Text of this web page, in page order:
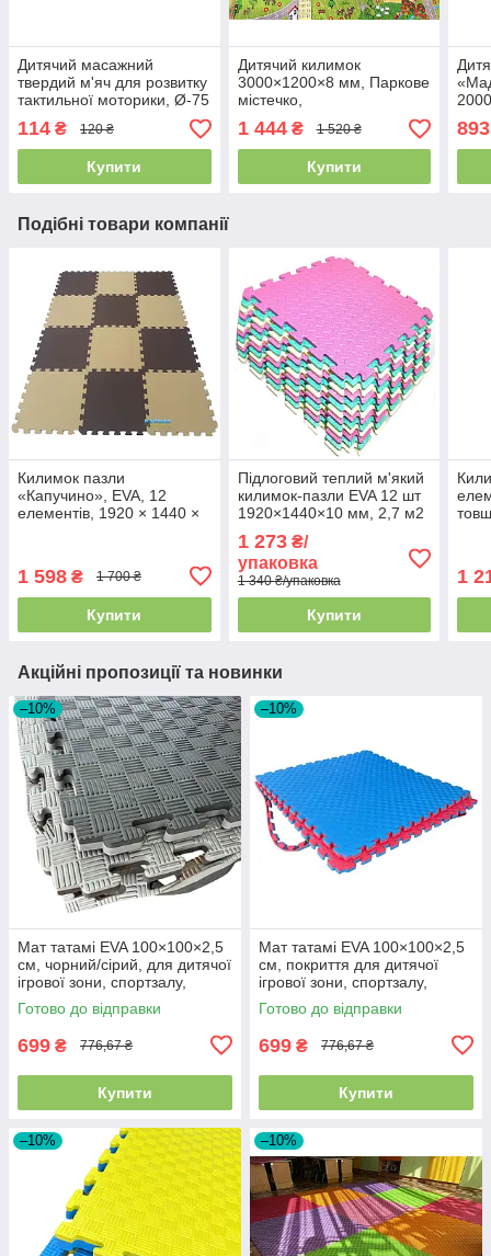
Дитячий масажний
твердий м'яч для розвитку
тактильної моторики, Ø-75
мм, м'ячик, для дітей та
дорослих
114 ₴ 120 ₴
Купити
Дитячий килимок
3000×1200×8 мм, Паркове
містечко,
теплоізоляційний,
розвивальний, ігровий
килимок.
1 444₴ 1 520 ₴
Купити
та
893
Подібні товари компанії
Килимок пазли
«Капучино», EVA, 12
елементів, 1920 × 1440 ×
1 598 ₴ 1 700 ₴
Купити
Підлоговий теплий м'який
килимок-пазли EVA 12 шт
1920×1440×10 мм, 2,7 м2
для дітей
1 273₴/
упаковка
1 340 ₴/упаковка
Купити
1
Акційні пропозиції та новинки
–10%
Мат татамі EVA 100×100×2,5
см, чорний/сірий, для дитячої
ігрової зони, спортзалу,
садочка, школи
Готово до відправки
699 ₴ 776,67 ₴
Купити
–10%
Мат татамі EVA 100×100×2,5
см, покриття для дитячої
ігрової зони, спортзалу,
садочка, школи, червоний/
синій
Готово до відправки
699 ₴ 776,67 ₴
Купити
–10% –10%